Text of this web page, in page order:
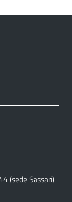
(sede Sassari)